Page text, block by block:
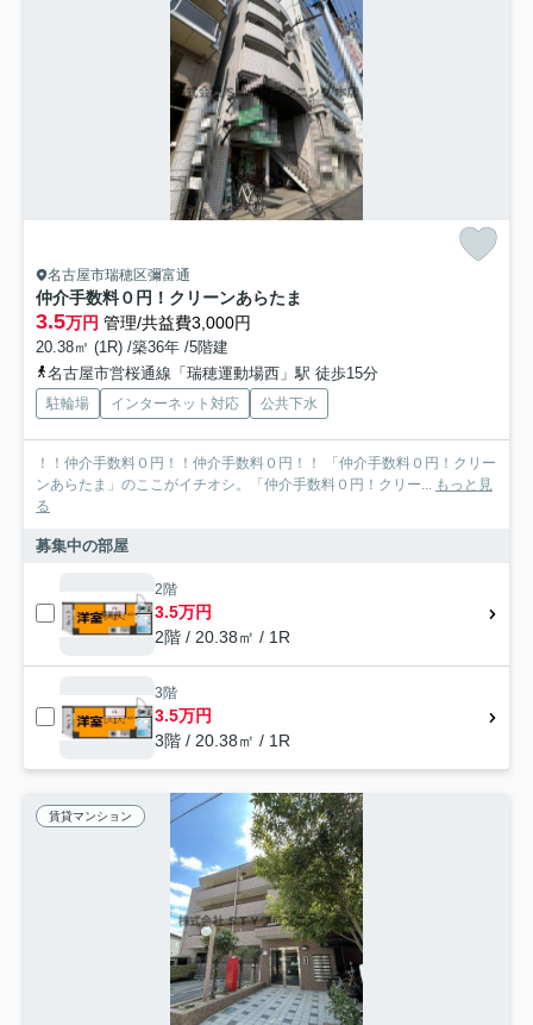
名古屋市瑞穂区彌富通
仲介手数料０円！クリーンあらたま
3.5万円 管理/共益費3,000円
20.38㎡ (1R) /築36年 /5階建
名古屋市営桜通線「瑞穂運動場西」駅 徒歩15分
駐輪場 インターネット対応 公共下水
！！仲介手数料０円！！仲介手数料０円！！ 「仲介手数料０円！クリー
ンあらたま」のここがイチオシ。「仲介手数料０円！クリー... もっと見
る
募集中の部屋
2階
3.5万円
2階 / 20.38㎡ / 1R
3階
3.5万円
3階 / 20.38㎡ / 1R
賃貸マンション